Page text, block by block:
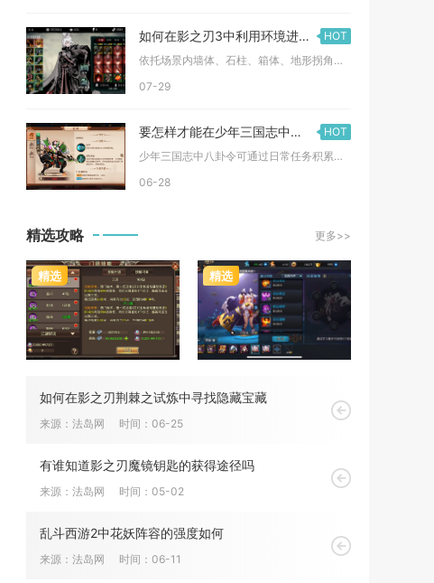
如何在影之刃3中利用环境进行有效的防御
HOT
依托场景内墙体、石柱、箱体、地形拐角等硬质掩体遮挡攻击判定，...
07-29
要怎样才能在少年三国志中获得八卦令
HOT
少年三国志中八卦令可通过日常任务积累碎片合成、噩梦副本稳定掉...
06-28
精选攻略 更多>>
精选 精选
如何在影之刃荆棘之试炼中寻找隐藏宝藏
来源：法岛网 时间：06-25
有谁知道影之刃魔镜钥匙的获得途径吗
来源：法岛网 时间：05-02
乱斗西游2中花妖阵容的强度如何
来源：法岛网 时间：06-11